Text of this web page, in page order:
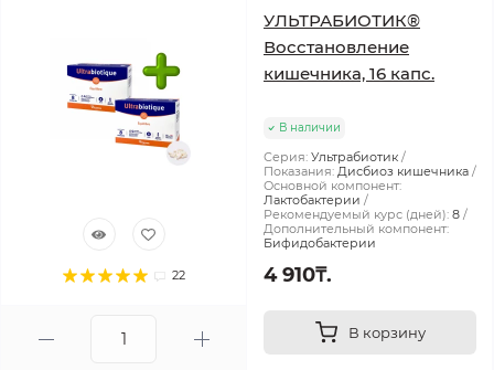
22
УЛЬТРАБИОТИК®
Восстановление
кишечника, 16 капс.
В наличии
Серия: Ультрабиотик
Показания: Дисбиоз кишечника
Основной компонент:
Лактобактерии
Рекомендуемый курс (дней): 8
Дополнительный компонент:
Бифидобактерии
4 910₸.
В корзину